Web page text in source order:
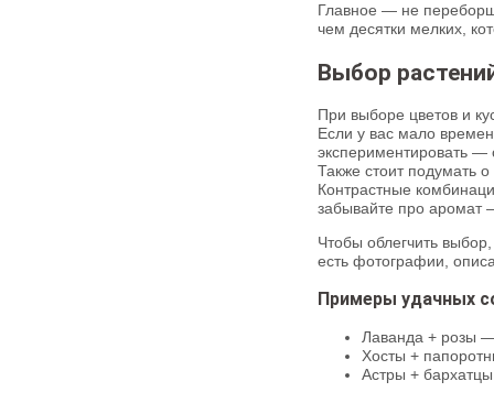
Главное — не
чем десятки мелких,
Выбор
При выборе цветов и
Если у вас мало
экспериментировать —
Также стоит подумать
Контрастные
забывайте про аромат
Чтобы облегчить
есть фотографии,
Примеры удачных
Лаванда + розы
Хосты +
Астры +